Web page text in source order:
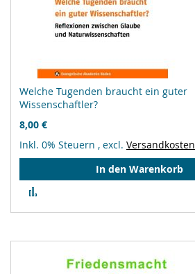
Welche Tugenden braucht ein guter
Wissenschaftler?
8,00 €
Inkl. 0% Steuern , excl. Versandkosten
In den Warenkorb
hinzufügen